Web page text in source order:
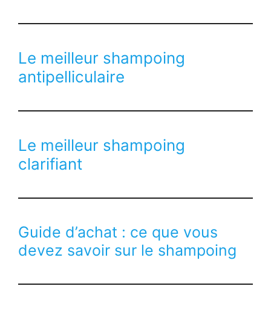
Le meilleur shampoing
antipelliculaire
Le meilleur shampoing
clarifiant
Guide d’achat : ce que vous
devez savoir sur le shampoing